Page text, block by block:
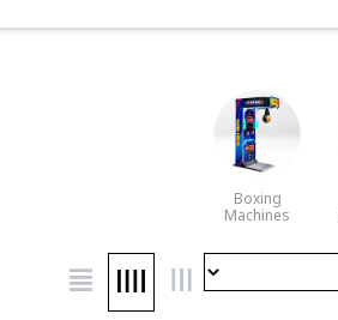
Boxing
Machines